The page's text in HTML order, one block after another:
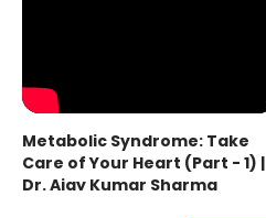
Metabolic Syndrome: Take
Care of Your Heart (Part - 1) |
Dr. Ajay Kumar Sharma